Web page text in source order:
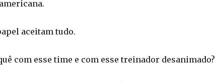
aceitam tudo.
com esse time e com esse treinador desanimado?